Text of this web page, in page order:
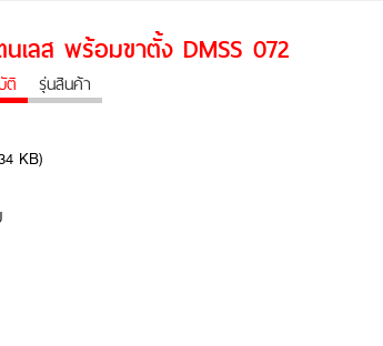
เลส พร้อมขาตั้ง DMSS 072
ติ รุ่นสินค้า